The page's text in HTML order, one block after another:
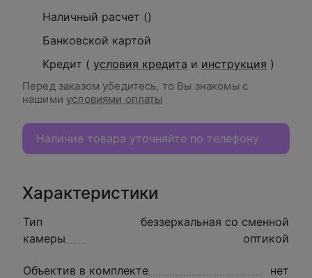
Наличный расчет ()
Банковской картой
Кредит ( условия кредита и инструкция )
Перед заказом убедитесь, то Вы знакомы с
нашими условиями оплаты
Наличие товара уточняйте по телефону
Характеристики
Тип
камеры
беззеркальная со сменной
оптикой
Объектив в комплекте нет